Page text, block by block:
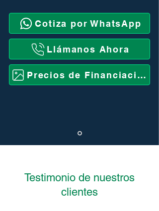
Cotiza por WhatsApp
Llámanos Ahora
Precios de Financiación
Testimonio de nuestros
clientes